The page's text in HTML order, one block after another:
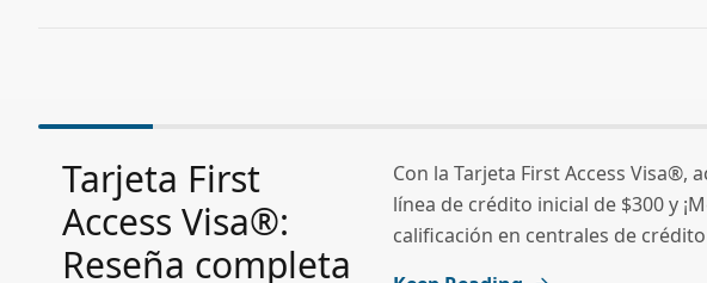
Tarjeta First
Access Visa®:
Reseña completa
Con la Tarjeta First Access Visa®,
línea de crédito inicial de $300 y
calificación en centrales de